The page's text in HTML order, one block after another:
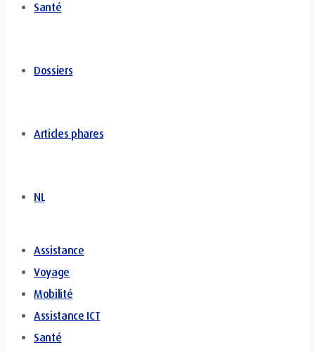
Santé
Dossiers
Articles phares
NL
Assistance
Voyage
Mobilité
Assistance ICT
Santé